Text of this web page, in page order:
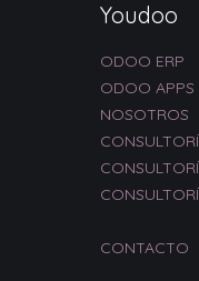
Youdoo
ODOO ERP
ODOO APPS
NOSOTROS
CONTACTO